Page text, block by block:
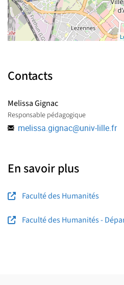
Contacts
Melissa Gignac
Responsable pédagogique
melissa.gignac@univ-lille.fr
En savoir plus
Faculté des Humanités
Faculté des Humanités -